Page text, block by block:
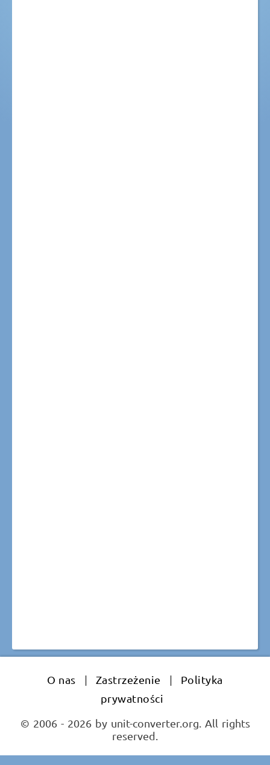
O nas | Zastrzeżenie |
Polityka
prywatności
© 2006 - 2026 by unit-converter.org. All rights
reserved.